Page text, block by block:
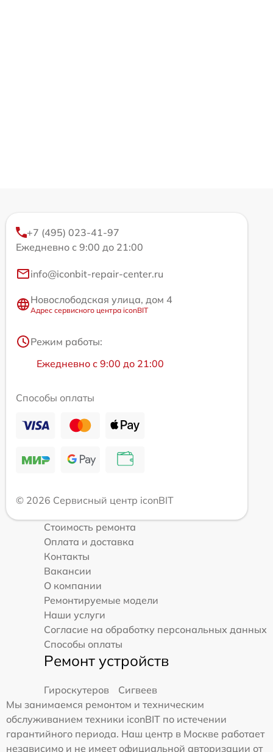
+7 (495) 023-41-97
Ежедневно с 9:00 до 21:00
info@iconbit-repair-center.ru
Новослободская улица, дом 4
Адрес сервисного центра iconBIT
Режим работы:
Ежедневно с 9:00 до 21:00
Способы оплаты
© 2026 Сервисный центр iconBIT
Стоимость ремонта
Оплата и доставка
Контакты
Вакансии
О компании
Ремонтируемые модели
Наши услуги
Согласие на обработку персональных данных
Способы оплаты
Ремонт устройств
Гироскутеров
Сигвеев
Мы занимаемся ремонтом и техническим
обслуживанием техники iconBIT по истечении
гарантийного периода. Наш центр в Москве работает
независимо и не имеет официальной авторизации от